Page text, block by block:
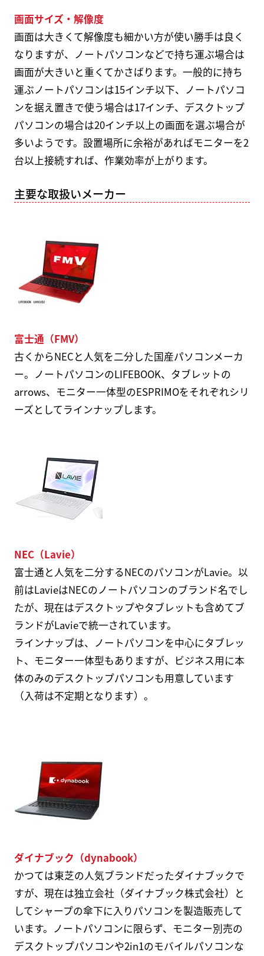
画面サイズ・解像度
画面は大きくて解像度も細かい方が使い勝手は良く
なりますが、ノートパソコンなどで持ち運ぶ場合は
画面が大きいと重くてかさばります。一般的に持ち
運ぶノートパソコンは15インチ以下、ノートパソコ
ンを据え置きで使う場合は17インチ、デスクトップ
パソコンの場合は20インチ以上の画面を選ぶ場合が
多いようです。設置場所に余裕があればモニターを2
台以上接続すれば、作業効率が上がります。
主要な取扱いメーカー
富士通（FMV）
古くからNECと人気を二分した国産パソコンメーカ
ー。ノートパソコンのLIFEBOOK、タブレットの
arrows、モニター一体型のESPRIMOをそれぞれシリ
ーズとしてラインナップします。
NEC（Lavie）
富士通と人気を二分するNECのパソコンがLavie。以
前はLavieはNECのノートパソコンのブランド名でし
たが、現在はデスクトップやタブレットも含めてブ
ランドがLavieで統一されています。
ラインナップは、ノートパソコンを中心にタブレッ
ト、モニター一体型もありますが、ビジネス用に本
体のみのデスクトップパソコンも用意しています
（入荷は不定期となります）。
ダイナブック（dynabook）
かつては東芝の人気ブランドだったダイナブックで
すが、現在は独立会社（ダイナブック株式会社）と
してシャープの傘下に入りパソコンを製造販売して
います。ノートパソコンに限らず、モニター別売の
デスクトップパソコンや2in1のモバイルパソコンな